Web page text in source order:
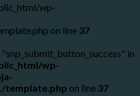
wp-
on line 37
in
wp-
template.php on line 37